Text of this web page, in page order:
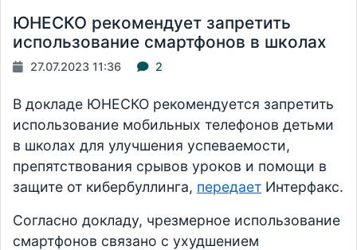
ЮНЕСКО рекомендует запретить
использование смартфонов в школах
27.07.2023 11:36 2
В докладе ЮНЕСКО рекомендуется запретить
использование мобильных телефонов детьми
в школах для улучшения успеваемости,
препятствования срывов уроков и помощи в
защите от кибербуллинга, передает Интерфакс.
Согласно докладу, чрезмерное использование
смартфонов связано с ухудшением